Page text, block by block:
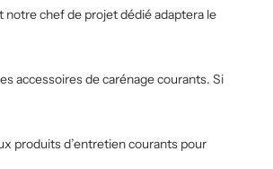
chef de projet dédié adaptera le
accessoires de carénage courants. Si
produits d’entretien courants pour